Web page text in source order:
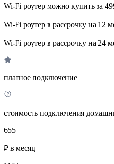
Wi-Fi роутер можно купить за
Wi-Fi роутер в рассрочку на 12
Wi-Fi роутер в рассрочку на 24
платное подключение
стоимость подключения
655
₽ в месяц